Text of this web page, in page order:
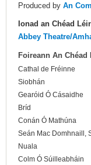
Produced by An
Ionad an Chéad
Abbey Theatre/
Foireann An Chéad
Cathal de Fréinne
Siobhán
Gearóid Ó Cásaidhe
Bríd
Conán Ó Mathúna
Seán Mac Domhnaill,
Nuala
Colm Ó Súilleabháin